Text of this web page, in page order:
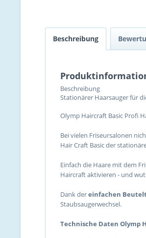
Beschreibung
Beschreibung
Stationärer Haarsauger für
Olymp Haircraft Basic Profi
Bei vielen Friseursalonen
Hair Craft Basic der
Einfach die Haare mit dem
Haircraft aktivieren - und
Dank dereinfachen
Staubsaugerwechsel.
Technische Daten Olymp